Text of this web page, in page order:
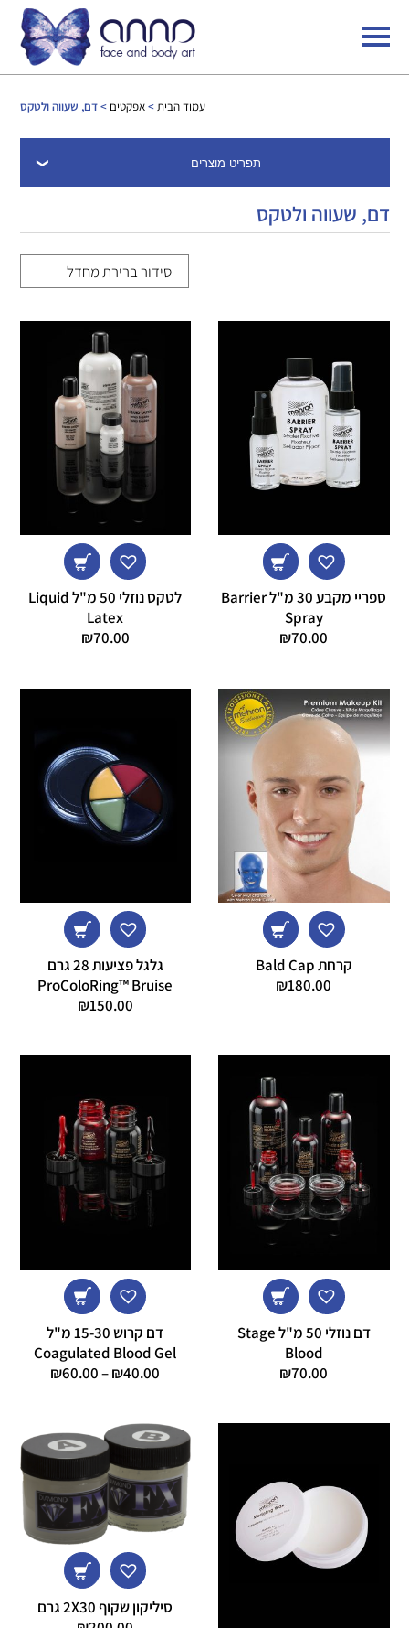
עמוד הבית>אפקטים > דם, שעווה ולטקס
תפריט מוצרים
דם, שעווה ולטקס
ספריי מקבע 30 מ"ל Barrier
Spray
₪70.00
לטקס נוזלי 50 מ"ל Liquid
Latex
₪70.00
קרחת Bald Cap
₪180.00
גלגל פציעות 28 גרם
ProColoRing™ Bruise
₪150.00
דם נוזלי 50 מ"ל Stage
Blood
₪70.00
דם קרוש 15-30 מ"ל
Coagulated Blood Gel
₪40.00
–
₪60.00 טווח
עד
⁦₪60.00⁩
סיליקון שקוף 2X30 גרם